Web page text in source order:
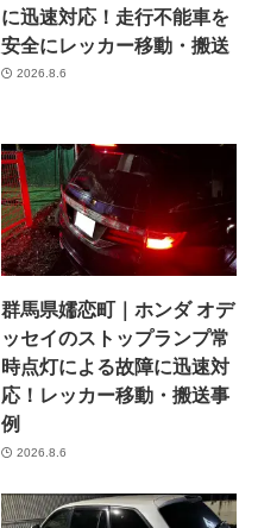
に迅速対応！走行不能車を
安全にレッカー移動・搬送
2026.8.6
群馬県嬬恋町｜ホンダ オデ
ッセイのストップランプ常
時点灯による故障に迅速対
応！レッカー移動・搬送事
例
2026.8.6